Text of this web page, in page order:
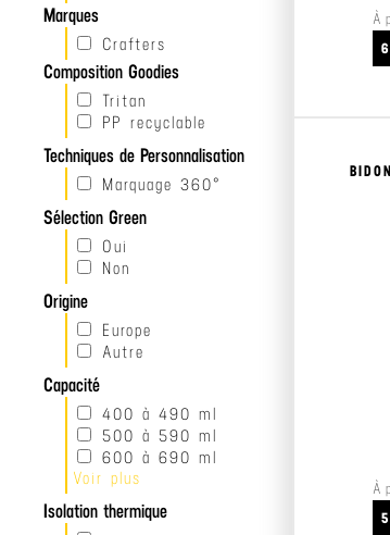
Orange
Gris
Rose
Blanc
Marques
Crafters
Composition Goodies
Tritan
PP recyclable
Techniques de Personnalisation
Marquage 360°
Sélection Green
Oui
Non
Origine
Europe
Autre
Capacité
400 à 490 ml
500 à 590 ml
600 à 690 ml
700 à 790 ml
800 à 890 ml
900 à 990 ml
Voir plus
Isolation thermique
À
À